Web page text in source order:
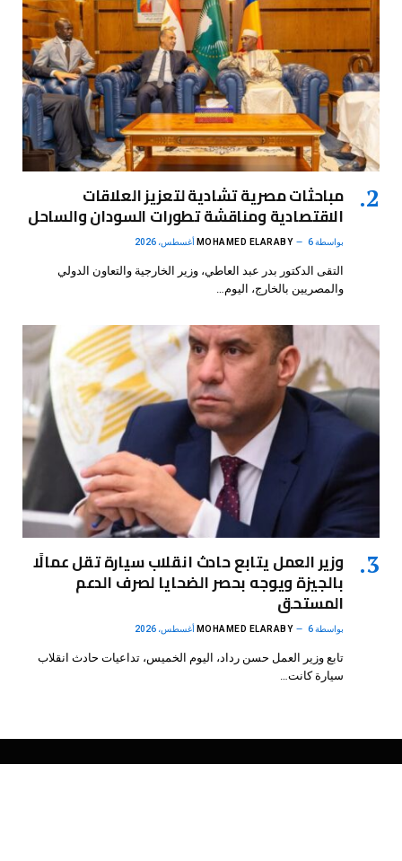
مباحثات مصرية تشادية لتعزيز العلاقات
الاقتصادية ومناقشة تطورات السودان والساحل
بواسطة MOHAMED ELARABY 6 أغسطس، 2026
التقى الدكتور بدر عبد العاطي، وزير الخارجية والتعاون الدولي
والمصريين بالخارج، اليوم…
وزير العمل يتابع حادث انقلاب سيارة تقل عمالًا
بالجيزة ويوجه بحصر الضحايا لصرف الدعم
المستحق
بواسطة MOHAMED ELARABY 6 أغسطس، 2026
تابع وزير العمل حسن رداد، اليوم الخميس، تداعيات حادث انقلاب
سيارة كانت…